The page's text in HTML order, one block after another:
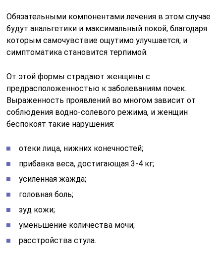
Обязательными компонентами лечения в этом случае
будут анальгетики и максимальный покой, благодаря
которым самочувствие ощутимо улучшается, и
симптоматика становится терпимой.
От этой формы страдают женщины с
предрасположенностью к заболеваниям почек.
Выраженность проявлений во многом зависит от
соблюдения водно-солевого режима, и женщин
беспокоят такие нарушения:
отеки лица, нижних конечностей;
прибавка веса, достигающая 3-4 кг;
усиленная жажда;
головная боль;
зуд кожи;
уменьшение количества мочи;
расстройства стула.